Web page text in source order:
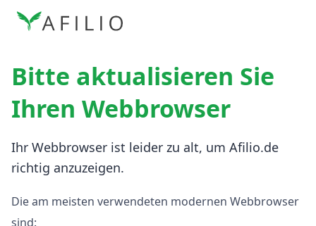
Bitte aktualisieren Sie
Ihren Webbrowser
Ihr Webbrowser ist leider zu alt, um Afilio.de
richtig anzuzeigen.
Die am meisten verwendeten modernen Webbrowser
sind: